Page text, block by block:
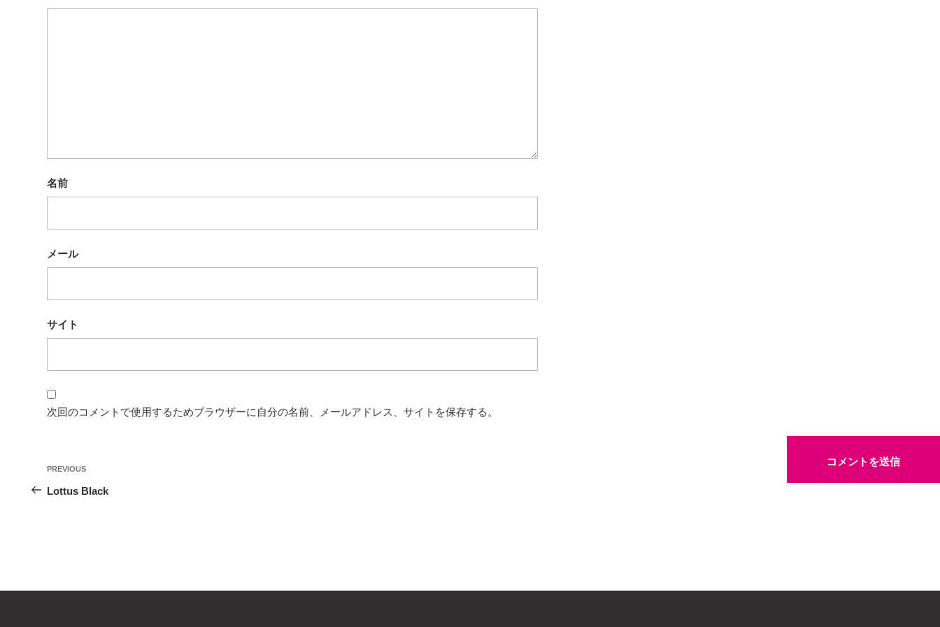
名前
メール
サイト
次回のコメントで使用するためブラウザーに自分の名前、メールアドレス、サイトを保存する。
投
稿
シ
Previous
Post
PREVIOUS
Lottus Black